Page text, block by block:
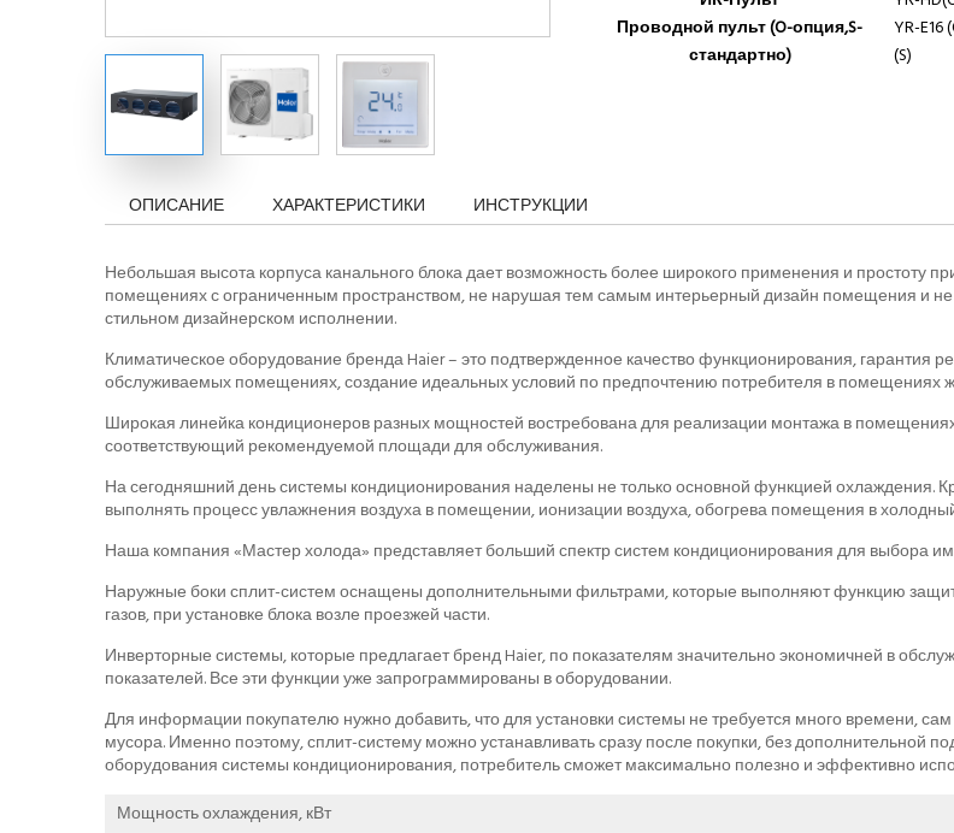
Проводной пульт (O-опция,S-
стандартно)
YR-E16
(S)
ОПИСАНИЕ ХАРАКТЕРИСТИКИ ИНСТРУКЦИИ
Небольшая высота корпуса канального блока дает возможность более широкого применения и простоту
помещениях с ограниченным пространством, не нарушая тем самым интерьерный дизайн помещения и
стильном дизайнерском исполнении.
Климатическое оборудование бренда Haier – это подтвержденное качество функционирования,
обслуживаемых помещениях, создание идеальных условий по предпочтению потребителя в помещениях
Широкая линейка кондиционеров разных мощностей востребована для реализации монтажа в
соответствующий рекомендуемой площади для обслуживания.
На сегодняшний день системы кондиционирования наделены не только основной функцией охлаждения.
выполнять процесс увлажнения воздуха в помещении, ионизации воздуха, обогрева помещения в
Наша компания «Мастер холода» представляет больший спектр систем кондиционирования для выбора
Наружные боки сплит-систем оснащены дополнительными фильтрами, которые выполняют функцию
газов, при установке блока возле проезжей части.
Инверторные системы, которые предлагает бренд Haier, по показателям значительно экономичней в
показателей. Все эти функции уже запрограммированы в оборудовании.
Для информации покупателю нужно добавить, что для установки системы не требуется много времени,
мусора. Именно поэтому, сплит-систему можно устанавливать сразу после покупки, без
оборудования системы кондиционирования, потребитель сможет максимально полезно и эффективно
Мощность охлаждения, кВт